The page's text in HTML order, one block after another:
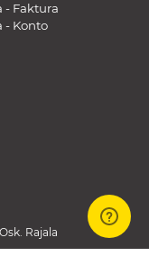
- Faktura
- Konto
Rajala